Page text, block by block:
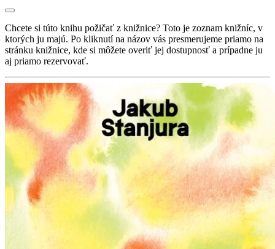
Chcete si túto knihu požičať z knižnice? Toto je zoznam knižníc, v
ktorých ju majú. Po kliknutí na názov vás presmerujeme priamo na
stránku knižnice, kde si môžete overiť jej dostupnosť a prípadne ju
aj priamo rezervovať.